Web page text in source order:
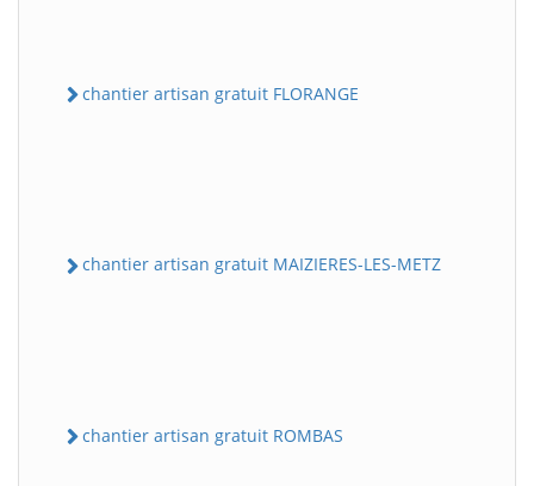
chantier artisan gratuit FLORANGE
chantier artisan gratuit MAIZIERES-LES-METZ
chantier artisan gratuit ROMBAS